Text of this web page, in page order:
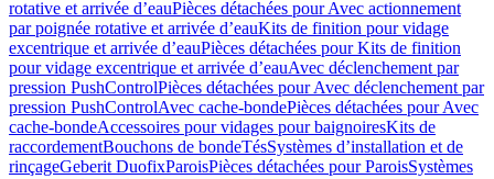
rotative et arrivée d’eauPièces détachées pour Avec actionnement
par poignée rotative et arrivée d’eauKits de finition pour vidage
excentrique et arrivée d’eauPièces détachées pour Kits de finition
pour vidage excentrique et arrivée d’eauAvec déclenchement par
pression PushControlPièces détachées pour Avec déclenchement par
pression PushControlAvec cache-bondePièces détachées pour Avec
cache-bondeAccessoires pour vidages pour baignoiresKits de
raccordementBouchons de bondeTésSystèmes d’installation et de
rinçageGeberit DuofixParoisPièces détachées pour ParoisSystèmes